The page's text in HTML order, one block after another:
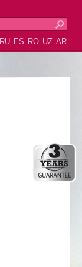
RU ES RO UZ AR